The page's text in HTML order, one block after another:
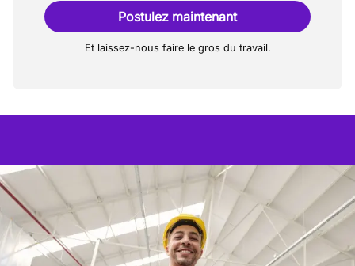
Postulez maintenant
Et laissez-nous faire le gros du travail.